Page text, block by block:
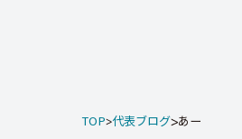
TOP 代表ブログ あー